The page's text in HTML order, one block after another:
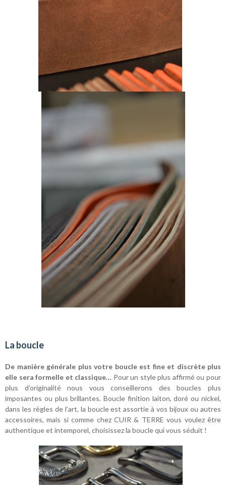
La boucle
De manière générale plus votre boucle est fine et discrète plus
elle sera formelle et classique… Pour un style plus affirmé ou pour
plus d’originalité nous vous conseillerons des boucles plus
imposantes ou plus brillantes. Boucle finition laiton, doré ou nickel,
dans les règles de l’art, la boucle est assortie à vos bijoux ou autres
accessoires, mais si comme chez CUIR & TERRE vous voulez être
authentique et intemporel, choisissez la boucle qui vous séduit !